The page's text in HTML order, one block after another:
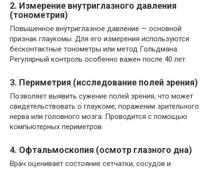
2. Измерение внутриглазного давления
(тонометрия)
Повышенное внутриглазное давление — основной
признак глаукомы. Для его измерения используются
бесконтактные тонометры или метод Гольдмана.
Регулярный контроль особенно важен после 40 лет.
3. Периметрия (исследование полей зрения)
Позволяет выявить сужение полей зрения, что может
свидетельствовать о глаукоме, поражении зрительного
нерва или головного мозга. Проводится с помощью
компьютерных периметров.
4. Офтальмоскопия (осмотр глазного дна)
Врач оценивает состояние сетчатки, сосудов и